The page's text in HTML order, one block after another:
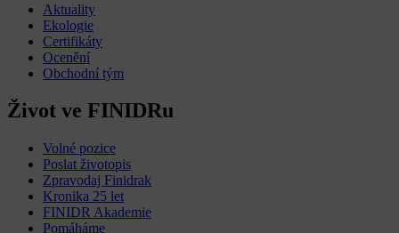
Aktuality
Ekologie
Certifikáty
Ocenění
Obchodní tým
Život ve FINIDRu
Volné pozice
Poslat životopis
Zpravodaj Finidrak
Kronika 25 let
FINIDR Akademie
Pomáháme